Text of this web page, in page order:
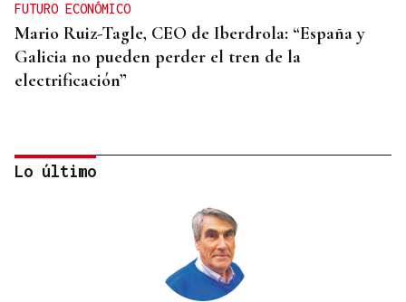
FUTURO ECONÓMICO
Mario Ruiz-Tagle, CEO de Iberdrola: “España y
Galicia no pueden perder el tren de la
electrificación”
Lo último